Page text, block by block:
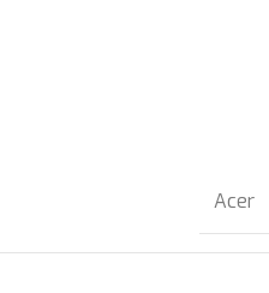
Acer